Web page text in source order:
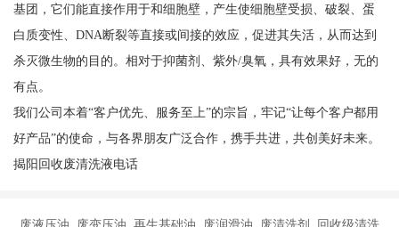
基团，它们能直接作用于和细胞壁，产生使细胞壁受损、破裂、蛋
白质变性、DNA断裂等直接或间接的效应，促进其失活，从而达到
杀灭微生物的目的。相对于抑菌剂、紫外/臭氧，具有效果好，无的
有点。
我们公司本着“客户优先、服务至上”的宗旨，牢记“让每个客户都用
好产品”的使命，与各界朋友广泛合作，携手共进，共创美好未来。
揭阳回收废清洗液电话
废液压油 废变压油 再生基础油 废润滑油 废清洗剂 回收级清洗